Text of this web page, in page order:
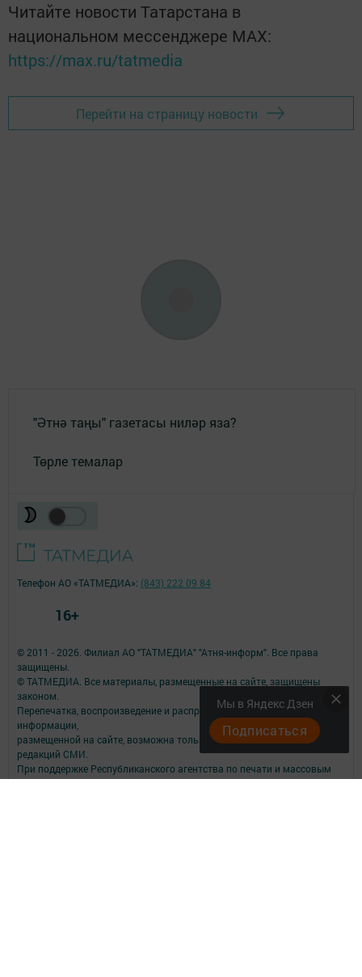
Читайте новости Татарстана в
национальном мессенджере MАХ:
https://max.ru/tatmedia
Перейти на страницу новости
"Әтнә таңы" газетасы ниләр яза?
Төрле темалар
Мы в Яндекс Дзен
Подписаться
© 2011 - 2026. Филиал АО "ТАТМЕДИА" "Атня-информ". Все права
защищены.
© ТАТМЕДИА. Все материалы, размещенные на сайте, защищены
законом.
Перепечатка, воспроизведение и распространение в любом объеме
информации,
размещенной на сайте, возможна только с письменного согласия
редакций СМИ.
При поддержке Республиканского агентства по печати и массовым
коммуникациям.
Телефон АО «ТАТМЕДИА»: (843) 222 09 84
16+